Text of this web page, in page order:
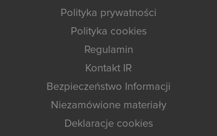
Polityka prywatności
Polityka cookies
Regulamin
Kontakt IR
Bezpieczeństwo Informacji
Niezamówione materiały
Deklaracje cookies